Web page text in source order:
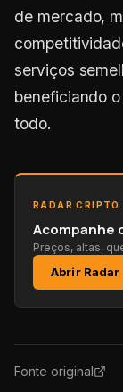
de mercado,
serviços
beneficiando
todo.
RADAR CRIPTO
Acompanhe
Preços, altas,
Abrir
Fonte original